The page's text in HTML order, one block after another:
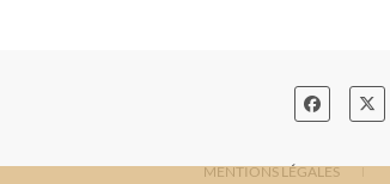
MENTIONS LÉGALES